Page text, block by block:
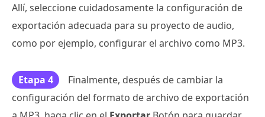
Allí, seleccione cuidadosamente la configuración de
exportación adecuada para su proyecto de audio,
como por ejemplo, configurar el archivo como MP3.
Etapa 4
Finalmente, después de cambiar la
configuración del formato de archivo de exportación